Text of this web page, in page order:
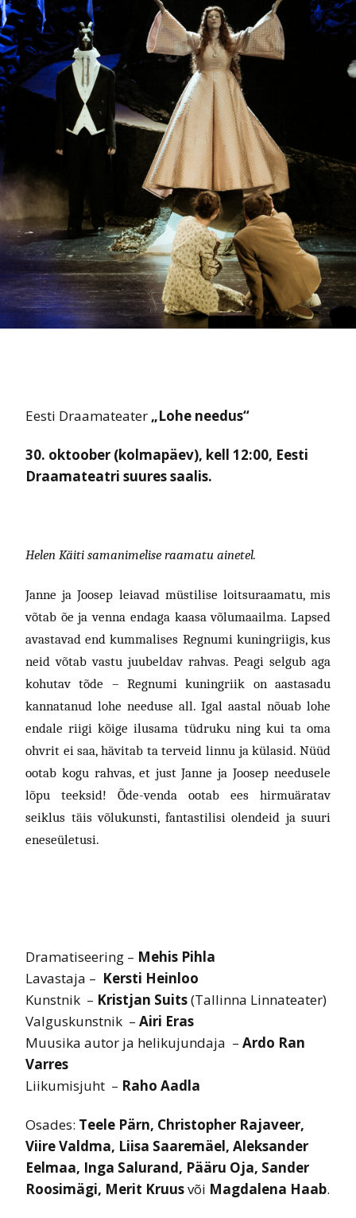
Eesti Draamateater „Lohe needus“
30. oktoober (kolmapäev), kell 12:00, Eesti
Draamateatri suures saalis.
Helen Käiti samanimelise raamatu ainetel.
Janne ja Joosep leiavad müstilise loitsuraamatu, mis
võtab õe ja venna endaga kaasa võlumaailma. Lapsed
avastavad end kummalises Regnumi kuningriigis, kus
neid võtab vastu juubeldav rahvas. Peagi selgub aga
kohutav tõde – Regnumi kuningriik on aastasadu
kannatanud lohe needuse all. Igal aastal nõuab lohe
endale riigi kõige ilusama tüdruku ning kui ta oma
ohvrit ei saa, hävitab ta terveid linnu ja külasid. Nüüd
ootab kogu rahvas, et just Janne ja Joosep needusele
lõpu teeksid! Õde-venda ootab ees hirmuäratav
seiklus täis võlukunsti, fantastilisi olendeid ja suuri
eneseületusi.
Dramatiseering – Mehis Pihla
Lavastaja – Kersti Heinloo
Kunstnik – Kristjan Suits(Tallinna Linnateater)
Valguskunstnik – Airi Eras
Muusika autor ja helikujundaja – Ardo Ran
Varres
Liikumisjuht – Raho Aadla
Osades: Teele Pärn, Christopher Rajaveer,
Viire Valdma, Liisa Saaremäel, Aleksander
Eelmaa, Inga Salurand, Pääru Oja, Sander
Roosimägi, Merit Kruusvõi Magdalena Haab.